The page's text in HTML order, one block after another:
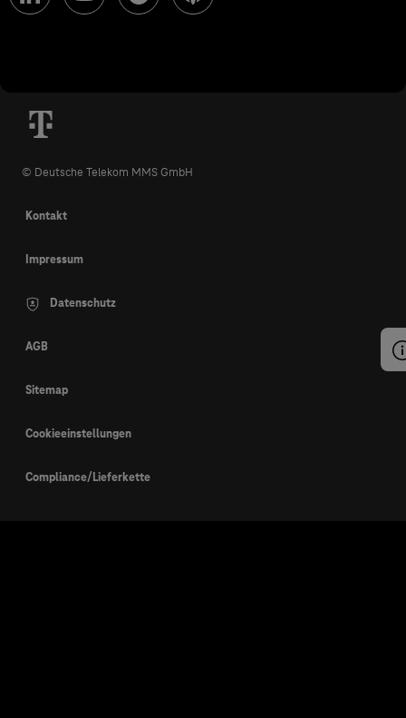
© Deutsche Telekom MMS GmbH
Kontakt
Impressum
Datenschutz
AGB
Sitemap
Cookieeinstellungen
Compliance/Lieferkette